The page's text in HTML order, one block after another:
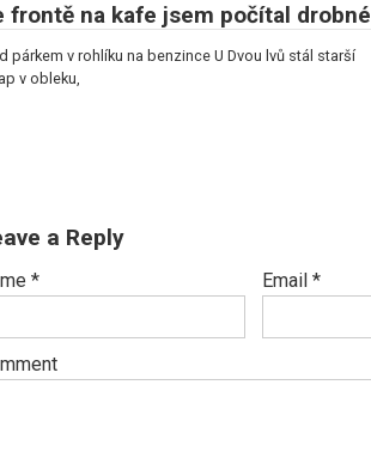
frontě na kafe jsem počítal drobné
párkem v rohlíku na benzince U Dvou lvů stál starší
v obleku,
a Reply
* Email *